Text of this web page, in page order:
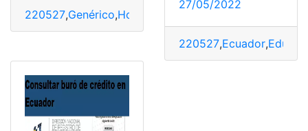
220527,Genérico,Homoclave RFC SAT
27/05/2022
220527,Ecuador,